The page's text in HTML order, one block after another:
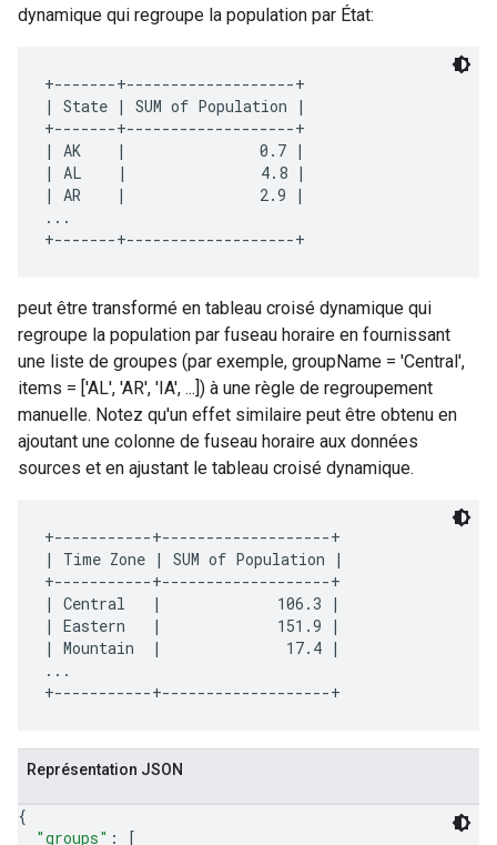
dynamique qui regroupe la population par État:
+-------+-------------------+
| State | SUM of Population |
+-------+-------------------+
| AK    |               0.7 |
| AL    |               4.8 |
| AR    |               2.9 |
...
peut être transformé en tableau croisé dynamique qui
regroupe la population par fuseau horaire en fournissant
une liste de groupes (par exemple, groupName = 'Central',
items = ['AL', 'AR', 'IA', ...]) à une règle de regroupement
manuelle. Notez qu'un effet similaire peut être obtenu en
ajoutant une colonne de fuseau horaire aux données
sources et en ajustant le tableau croisé dynamique.
+-----------+-------------------+
| Time Zone | SUM of Population |
+-----------+-------------------+
| Central   |             106.3 |
| Eastern   |             151.9 |
| Mountain  |              17.4 |
...
Représentation JSON
{
"groups" :
[